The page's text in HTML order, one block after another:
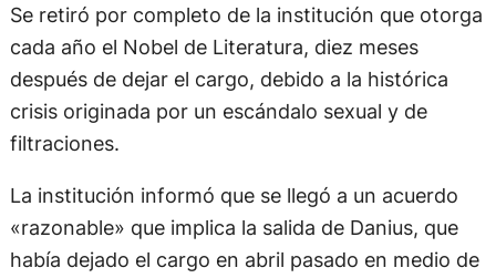
Se retiró por completo de la institución que otorga
cada año el Nobel de Literatura, diez meses
después de dejar el cargo, debido a la histórica
crisis originada por un escándalo sexual y de
filtraciones.
La institución informó que se llegó a un acuerdo
«razonable» que implica la salida de Danius, que
había dejado el cargo en abril pasado en medio de